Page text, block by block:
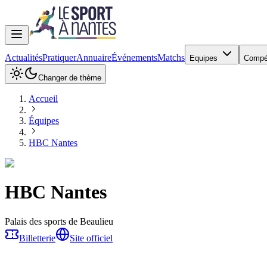
ActualitésPratiquerAnnuaireÉvénementsMatchs Equipes
Changer de thème
Accueil
Équipes
HBC Nantes
HBC Nantes
Palais des sports de Beaulieu
Billetterie
Site officiel